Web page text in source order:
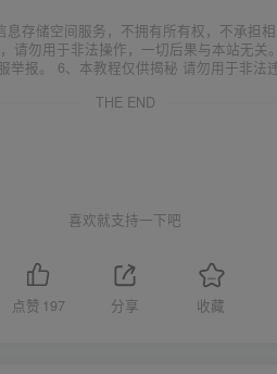
存储空间服务，不拥有所有权，不承担
请勿用于非法操作，一切后果与本站无
报。 6、本教程仅供揭秘 请勿用于非法
THE END
喜欢就支持一下吧
点赞 197 分享 收藏